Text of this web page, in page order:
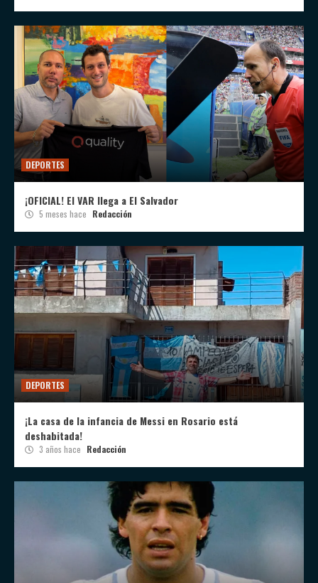
DEPORTES
¡OFICIAL! El VAR llega a El Salvador
5 meses hace Redacción
DEPORTES
¡La casa de la infancia de Messi en Rosario está
deshabitada!
3 años hace Redacción